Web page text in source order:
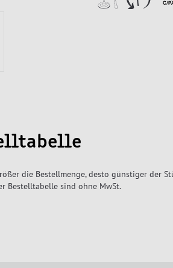
die Bestellmenge, desto günstiger der
Bestelltabelle sind ohne MwSt.